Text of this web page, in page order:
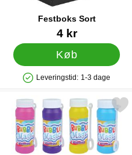
Festboks Sort
Varenr 295994 kr
Køb
Produkttilgængelighed: På lager
Leveringstid: 1-3 dage
Markér sæbebobler